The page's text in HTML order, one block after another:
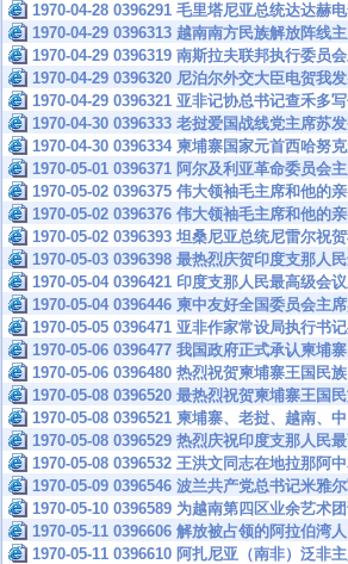
1970-04-28 0396291 毛里塔尼亚总统达达赫
1970-04-29 0396313 越南南方民族解放阵线
1970-04-29 0396319 南斯拉夫联邦执行委员
1970-04-29 0396320 尼泊尔外交大臣电贺我
1970-04-29 0396321 亚非记协总书记查禾多
1970-04-30 0396333 老挝爱国战线党主席苏
1970-04-30 0396334 柬埔寨国家元首西哈努
1970-05-01 0396371 阿尔及利亚革命委员会
1970-05-02 0396375 伟大领袖毛主席和他的
1970-05-02 0396376 伟大领袖毛主席和他的
1970-05-02 0396393 坦桑尼亚总统尼雷尔祝
1970-05-03 0396398 最热烈庆贺印度支那人
1970-05-04 0396421 印度支那人民最高级会
1970-05-04 0396446 柬中友好全国委员会主
1970-05-05 0396471 亚非作家常设局执行书
1970-05-06 0396477 我国政府正式承认柬埔
1970-05-06 0396480 热烈祝贺柬埔寨王国民
1970-05-08 0396520 最热烈祝贺柬埔寨王
1970-05-08 0396521 柬埔寨、老挝、越南、
1970-05-08 0396529 热烈庆祝印度支那人
1970-05-08 0396532 王洪文同志在地拉那
1970-05-09 0396546 波兰共产党总书记米雅
1970-05-10 0396589 为越南第四区业余艺
1970-05-11 0396606 解放被占领的阿拉伯湾
1970-05-11 0396610 阿扎尼亚（南非）泛非